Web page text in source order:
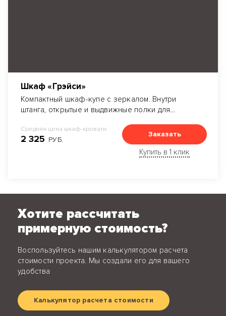
Шкаф «Грэйси»
Компактный шкаф-купе с зеркалом. Внутри
штанга, открытые и выдвижные полки для
Средняя цена шкаф-кровати:
2 325 РУБ.
Заказать
Купить в 1 клик
Хотите рассчитать
примерную стоимость?
Воспользуйтесь нашим калькулятором расчета
стоимости проекта. Мы создали его для вашего
удобства
Калькулятор расчета стоимости